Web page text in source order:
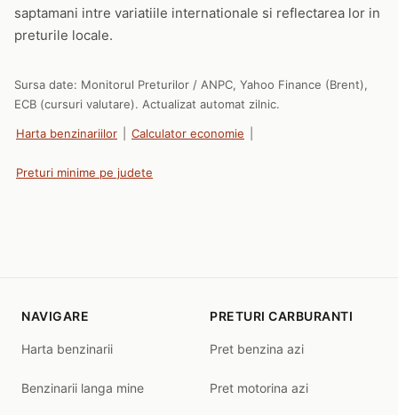
saptamani intre variatiile internationale si reflectarea lor in
preturile locale.
Sursa date: Monitorul Preturilor / ANPC, Yahoo Finance (Brent),
ECB (cursuri valutare). Actualizat automat zilnic.
Harta benzinariilor Calculator economie
Preturi minime pe judete
NAVIGARE
Harta benzinarii
Benzinarii langa mine
PRETURI CARBURANTI
Pret benzina azi
Pret motorina azi